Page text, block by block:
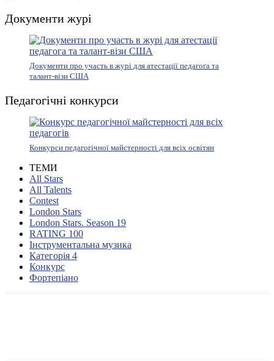
Документи журі
Документи про участь в журі для атестації педагога та
талант-візи США
Педагогічні конкурси
Конкурси педагогічної майстерності для всіх освітян
ТЕМИ
All Stars
All Talents
Contest
London Stars
London Stars. Season 19
RATING 100
Інструментальна музика
Категорія 4
Конкурс
Фортепіано